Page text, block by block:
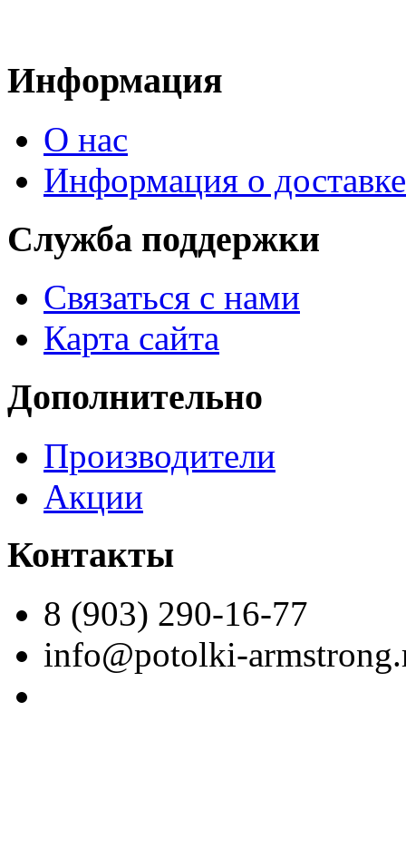
Информация
О нас
Информация о доставке
Служба поддержки
Связаться с нами
Карта сайта
Дополнительно
Производители
Акции
Контакты
8 (903) 290-16-77
info@potolki-